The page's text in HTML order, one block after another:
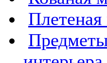
Плетеная